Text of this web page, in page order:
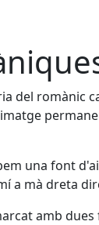
del romànic
una font
a mà dreta
amb